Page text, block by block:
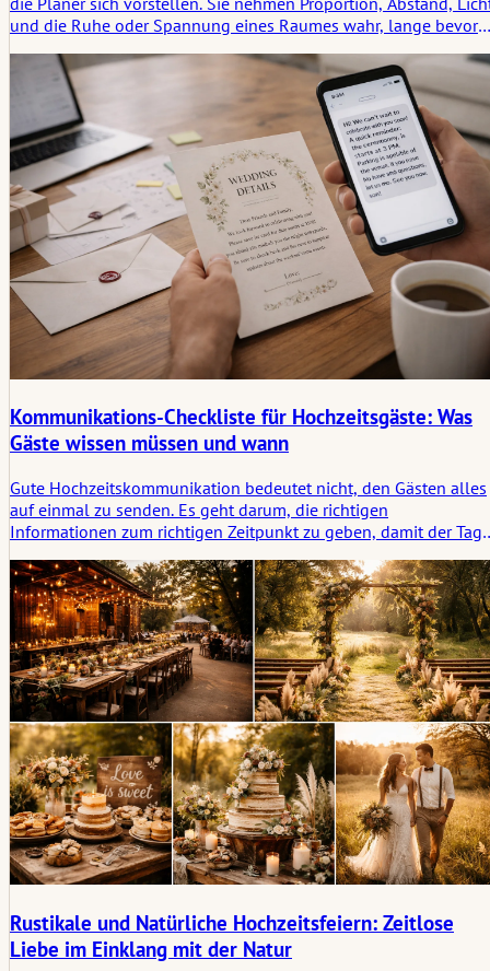
und die Ruhe oder Spannung eines Raumes wahr, lange bevor
visuelle Intelligenz von Luxusautos eine unerwartet nützliche
Perspektive: Beide setzen auf Linie, Zurückhaltung, souveränen
Materialeinsatz und die Kraft einer bewusst gesetzten Pause.
Kommunikations-Checkliste für Hochzeitsgäste: Was
Gäste wissen müssen und wann
Gute Hochzeitskommunikation bedeutet nicht, den Gästen alles
auf einmal zu senden. Es geht darum, die richtigen
Informationen zum richtigen Zeitpunkt zu geben, damit der Tag
Artikel beleuchtet, was Gäste tatsächlich wissen müssen, wann
sie es wissen müssen und warum Schweigen immer noch
Platz in der Hochzeitsplanung hat.
Rustikale und Natürliche Hochzeitsfeiern: Zeitlose
Liebe im Einklang mit der Natur